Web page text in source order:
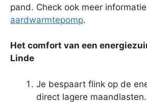
pand. Check ook meer
aardwarmtepomp.
Het comfort van een
Linde
Je bespaart flink op de
direct lagere maandlasten.